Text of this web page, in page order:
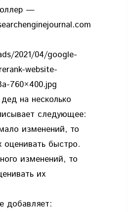
—
2021/04/google-
website-
760×400.jpg
на несколько
следующее:
изменений, то
оценивать быстро.
изменений, то
их
добавляет: